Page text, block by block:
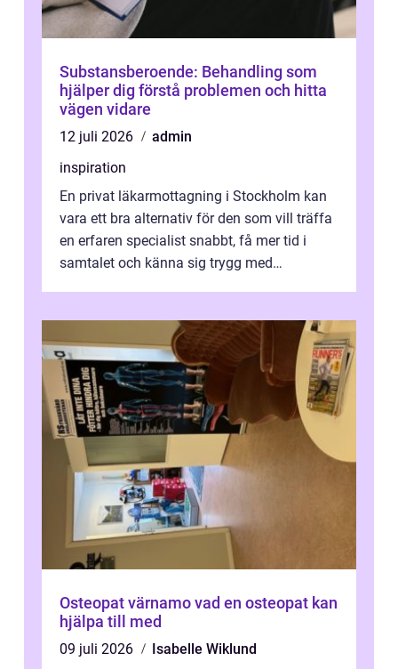
Substansberoende: Behandling som
hjälper dig förstå problemen och hitta
vägen vidare
12 juli 2026
admin
inspiration
En privat läkarmottagning i Stockholm kan
vara ett bra alternativ för den som vill träffa
en erfaren specialist snabbt, få mer tid i
samtalet och känna sig trygg med
Osteopat värnamo vad en osteopat kan
hjälpa till med
09 juli 2026
Isabelle Wiklund